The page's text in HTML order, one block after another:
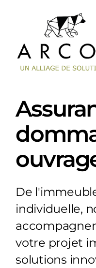
De
individuelle,
votre projet
solutions